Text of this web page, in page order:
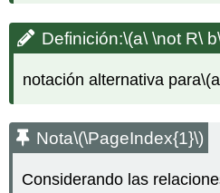
Definición:\(a\ \not R\
notación alternativa para
Nota\(\PageIndex{1}\)
Considerando las